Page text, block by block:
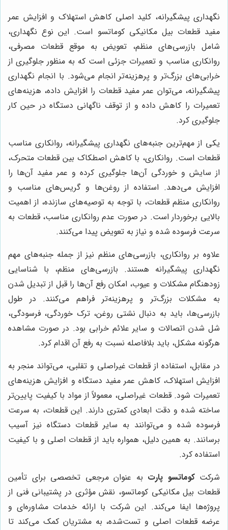
نگهداری پیشگیرانه، کلید اصلی کاهش استهلاک و افزایش عمر
مفید قطعات بیل مکانیکی کوماتسو است. این نوع نگهداری،
شامل بازرسی‌های منظم، تعویض به موقع قطعات مصرفی،
روانکاری مناسب و تعمیرات جزئی است که به منظور جلوگیری از
خرابی‌های بزرگ‌تر و پرهزینه‌تر انجام می‌شود. با انجام نگهداری
پیشگیرانه، می‌توان عمر مفید قطعات را افزایش داده، هزینه‌های
تعمیرات را کاهش داده و از توقف ناگهانی دستگاه در حین کار
جلوگیری کرد.
یکی از مهم‌ترین جنبه‌های نگهداری پیشگیرانه، روانکاری مناسب
قطعات است. روانکاری، با کاهش اصطکاک بین قطعات متحرک،
از سایش و خوردگی آن‌ها جلوگیری کرده و عمر مفید آن‌ها را
افزایش می‌دهد. استفاده از روغن‌ها و گریس‌های مناسب و
روانکاری منظم قطعات، با توجه به توصیه‌های سازنده، از اهمیت
بالایی برخوردار است. در صورت عدم روانکاری مناسب، قطعات به
سرعت فرسوده شده و نیاز به تعویض پیدا می‌کنند.
علاوه بر روانکاری، بازرسی‌های منظم نیز از جمله جنبه‌های مهم
نگهداری پیشگیرانه هستند. بازرسی‌های منظم، با شناسایی
زودهنگام مشکلات و عیوب، امکان رفع آن‌ها را قبل از تبدیل شدن
به مشکلات بزرگ‌تر و پرهزینه‌تر فراهم می‌کنند. در طول
بازرسی‌ها، باید به دنبال نشتی روغن، ترک خوردگی، فرسودگی،
شل شدن اتصالات و سایر علائم خرابی بود. در صورت مشاهده
هرگونه مشکل، باید بلافاصله نسبت به رفع آن اقدام کرد.
در مقابل، استفاده از قطعات غیراصلی و تقلبی، می‌تواند منجر به
افزایش استهلاک، کاهش عمر مفید دستگاه و افزایش هزینه‌های
تعمیرات شود. قطعات غیراصلی، معمولاً از مواد با کیفیت پایین‌تر
ساخته شده و دقت ابعادی کمتری دارند. این قطعات، به سرعت
فرسوده شده و می‌توانند به سایر قطعات دستگاه نیز آسیب
برسانند. به همین دلیل، همواره باید از قطعات اصلی و با کیفیت
استفاده کرد.
شرکتکوماتسو پارت به عنوان مرجعی تخصصی برای تأمین
قطعات بیل مکانیکی کوماتسو، نقش مؤثری در پشتیبانی فنی از
پروژه‌ها ایفا می‌کند. این شرکت با ارائه خدمات مشاوره‌ای و
عرضه قطعات اصلی و تست‌شده، به مشتریان کمک می‌کند تا